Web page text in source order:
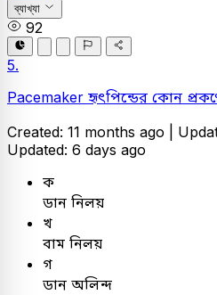
ব্যাখ্যা
92
5.
Pacemaker হৃৎপিন্ডের কোন
Created: 11 months ago |
Updated: 6 days ago
ক
ডান নিলয়
খ
বাম নিলয়
গ
ডান অলিন্দ